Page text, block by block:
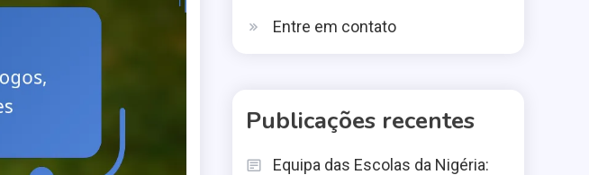
Entre em contato
Publicações recentes
Equipa das Escolas da Nigéria: